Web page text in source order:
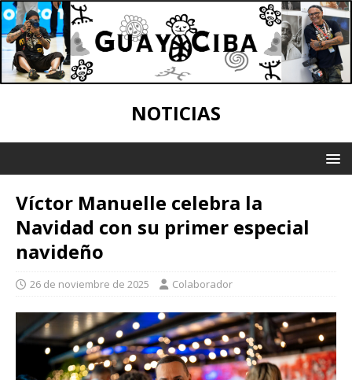
NOTICIAS
Víctor Manuelle celebra la
Navidad con su primer especial
navideño
26 de noviembre de 2025 Colaborador